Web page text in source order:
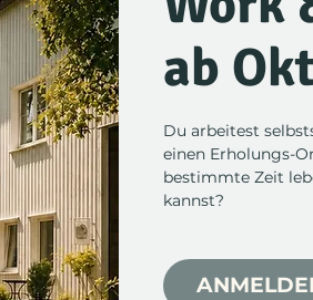
ab
Du arbeitest
einen Erholungs-
bestimmte Zeit
kannst?